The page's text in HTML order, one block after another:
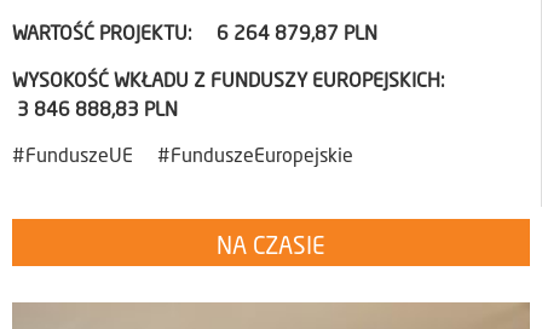
WARTOŚĆ PROJEKTU: 6 264 879,87 PLN
WYSOKOŚĆ WKŁADU Z FUNDUSZY EUROPEJSKICH:
3 846 888,83 PLN
#FunduszeUE #FunduszeEuropejskie
NA CZASIE